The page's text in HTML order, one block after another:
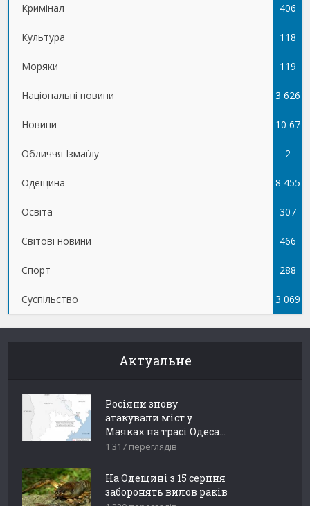
Кримінал 406
Культура 118
Моряки 119
Національні новини 3 626
Новини 10 67
5
Обличчя Ізмаїлу 2
Одещина 8 455
Освіта 307
Світові новини 466
Спорт 288
Суспільство 3 069
Актуальне
Росіяни знову
атакували міст у
Маяках на трасі Одеса...
1 317 переглядів
На Одещині з 15 серпня
заборонять вилов раків